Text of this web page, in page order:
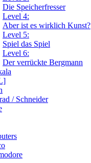
Die Speicherfresser
Level 4:
Aber ist es wirklich Kunst?
Level 5:
Spiel das Spiel
Level 6:
Der verrückte Bergmann
/ Schneider